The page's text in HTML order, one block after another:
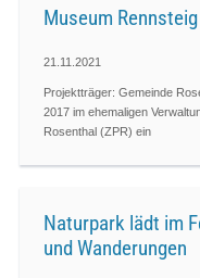
Museum
21.11.2021
Projektträger: Gemeinde
2017 im ehe­ma­li­gen
Rosenthal (ZPR) ein
Naturpark lädt im
und Wanderungen